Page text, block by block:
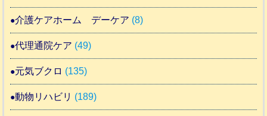
介護ケアホーム デーケア (8)
代理通院ケア (49)
元気ブクロ (135)
動物リハビリ (189)